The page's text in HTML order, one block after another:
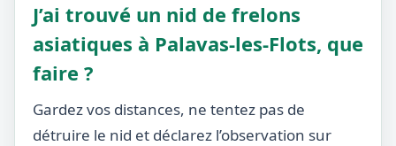
J’ai trouvé un nid de frelons
asiatiques à Palavas-les-Flots, que
faire ?
Gardez vos distances, ne tentez pas de
détruire le nid et déclarez l’observation sur